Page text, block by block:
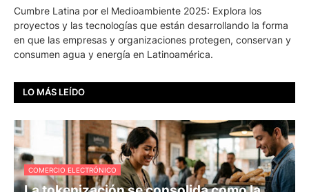
Cumbre Latina por el Medioambiente 2025: Explora los
proyectos y las tecnologías que están desarrollando la forma
en que las empresas y organizaciones protegen, conservan y
consumen agua y energía en Latinoamérica.
LO MÁS LEÍDO
COMERCIO ELECTRÓNICO